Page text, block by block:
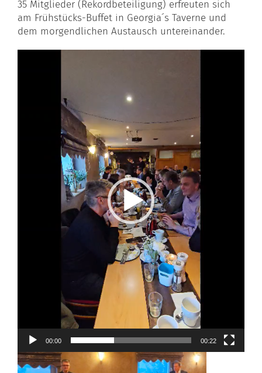
35 Mitglieder (Rekordbeteiligung) erfreuten sich
am Frühstücks-Buffet in Georgia´s Taverne und
dem morgendlichen Austausch untereinander.
00:00 00:22